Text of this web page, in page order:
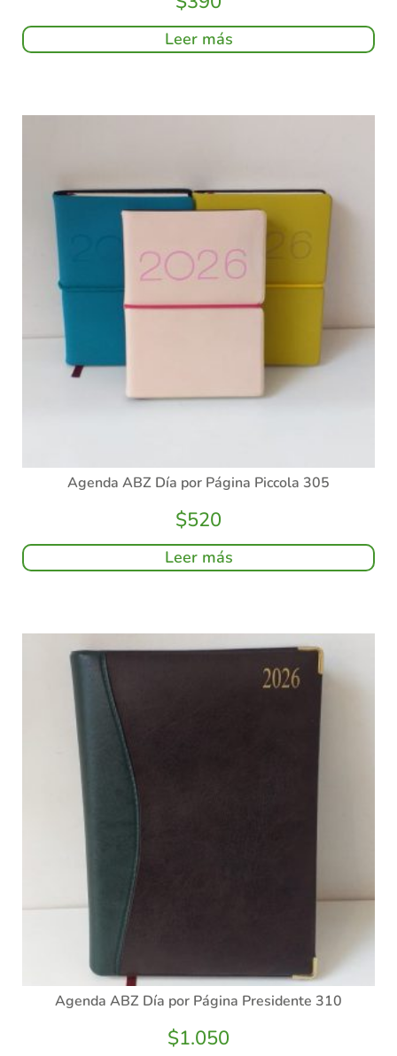
Leer más
Agenda ABZ Día por Página Piccola 305
$520
Leer más
Agenda ABZ Día por Página Presidente 310
$1.050